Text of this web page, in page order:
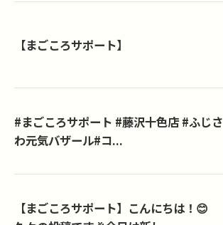
【まごころサポート】
#まごころサポート #藤沢十色店 #ふじさ
わ元気バザール#コ...
【まごころサポート】こんにちは！😊